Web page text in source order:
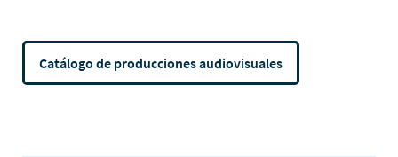
Catálogo de producciones audiovisuales